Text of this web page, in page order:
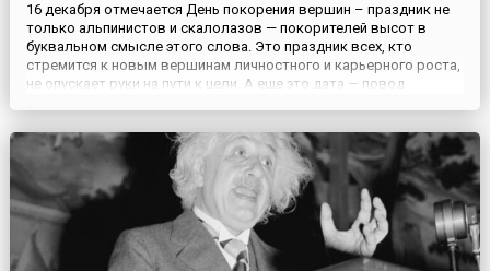
16 декабря отмечается День покорения вершин – праздник не
только альпинистов и скалолазов — покорителей высот в
буквальном смысле этого слова. Это праздник всех, кто
стремится к новым вершинам личностного и карьерного роста,
не опускает руки на пути к цели. А еще это дата — повод
изначально н...